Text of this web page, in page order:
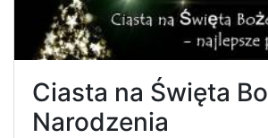
Ciasta na Święta
Narodzenia